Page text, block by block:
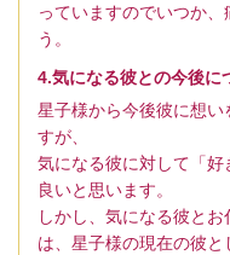
っていますのでいつか
う。
4.気になる彼との今後に
星子様から今後彼に想
すが、
気になる彼に対して「
良いと思います。
しかし、気になる彼と
は、星子様の現在の彼